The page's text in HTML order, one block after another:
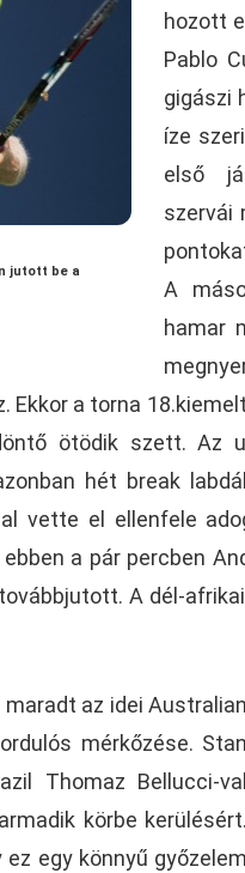
jutott be a
hozott
Pablo
gigászi
íze
első
szervái
A
hamar
Ekkor a torna
ötödik szett. Az
hét break
vette el ellenfele
a pár percben
A dél-
az idei
mérkőzése. Stan
Thomaz Bellucci-val
körbe kerülésért.
egy könnyű győzelem